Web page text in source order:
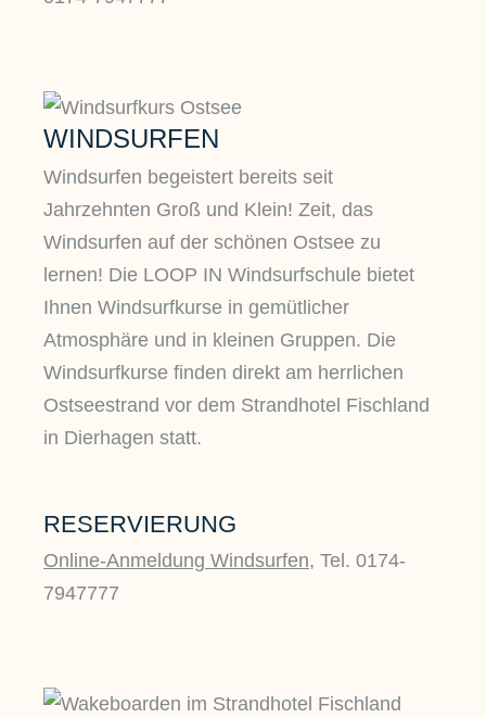
WINDSURFEN
Windsurfen begeistert bereits seit
Jahrzehnten Groß und Klein! Zeit, das
Windsurfen auf der schönen Ostsee zu
lernen! Die LOOP IN Windsurfschule bietet
Ihnen Windsurfkurse in gemütlicher
Atmosphäre und in kleinen Gruppen. Die
Windsurfkurse finden direkt am herrlichen
Ostseestrand vor dem Strandhotel Fischland
in Dierhagen statt.
RESERVIERUNG
Online-Anmeldung Windsurfen, Tel. 0174-
7947777